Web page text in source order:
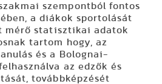
szempontból fontos
a diákok sportolását
mérő statisztikai adatok
tartom hogy, az
és a Bolognai-
az edzők és
, továbbképzését